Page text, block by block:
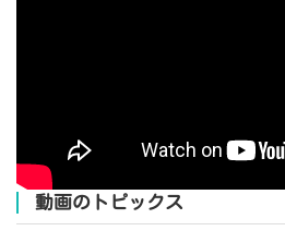
動画のトピックス